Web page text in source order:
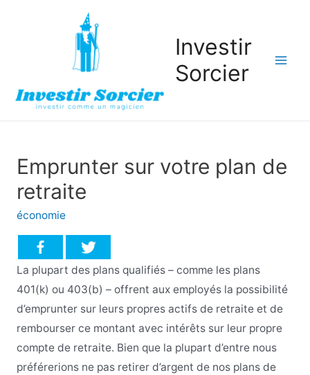
Investir
Sorcier
Emprunter sur votre plan de
retraite
économie
La plupart des plans qualifiés – comme les plans
401(k) ou 403(b) – offrent aux employés la possibilité
d’emprunter sur leurs propres actifs de retraite et de
rembourser ce montant avec intérêts sur leur propre
compte de retraite. Bien que la plupart d’entre nous
préférerions ne pas retirer d’argent de nos plans de